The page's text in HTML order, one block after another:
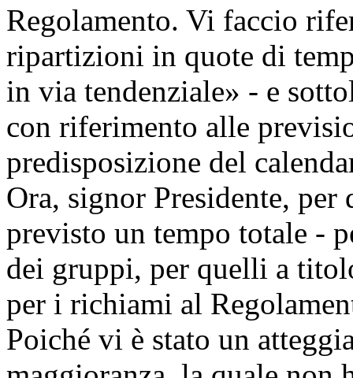
Regolamento. Vi faccio
ripartizioni in quote di
in via tendenziale» - e
con riferimento alle
predisposizione del
Ora, signor Presidente,
previsto un tempo totale -
dei gruppi, per quelli a
per i richiami al
Poiché vi è stato un